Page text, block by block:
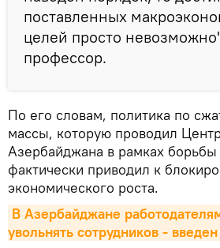
поставленных
целей просто
профессор.
По его словам, политика по
массы, которую проводил
Азербайджана в рамках
фактически приводил к
экономического роста.
В Азербайджане
увольнять сотрудников -